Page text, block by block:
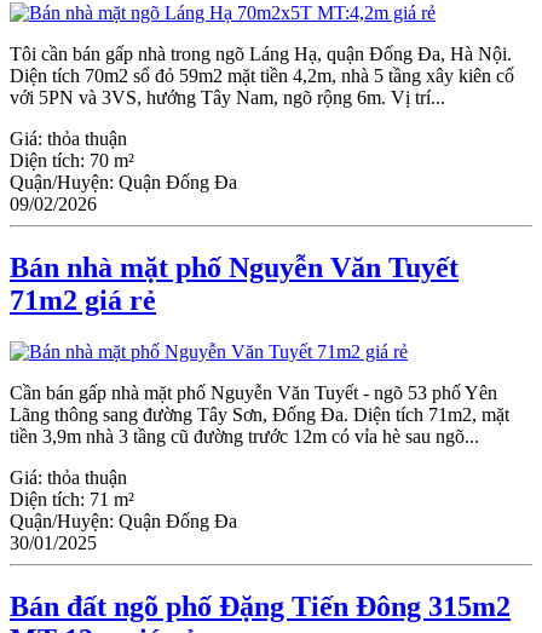
Tôi cần bán gấp nhà trong ngõ Láng Hạ, quận Đống Đa, Hà Nội.
Diện tích 70m2 sổ đỏ 59m2 mặt tiền 4,2m, nhà 5 tầng xây kiên cố
với 5PN và 3VS, hướng Tây Nam, ngõ rộng 6m. Vị trí...
Giá: thỏa thuận
Diện tích: 70 m²
Quận/Huyện: Quận Đống Đa
09/02/2026
Bán nhà mặt phố Nguyễn Văn Tuyết
71m2 giá rẻ
Cần bán gấp nhà mặt phố Nguyễn Văn Tuyết - ngõ 53 phố Yên
Lãng thông sang đường Tây Sơn, Đống Đa. Diện tích 71m2, mặt
tiền 3,9m nhà 3 tầng cũ đường trước 12m có vỉa hè sau ngõ...
Giá: thỏa thuận
Diện tích: 71 m²
Quận/Huyện: Quận Đống Đa
30/01/2025
Bán đất ngõ phố Đặng Tiến Đông 315m2